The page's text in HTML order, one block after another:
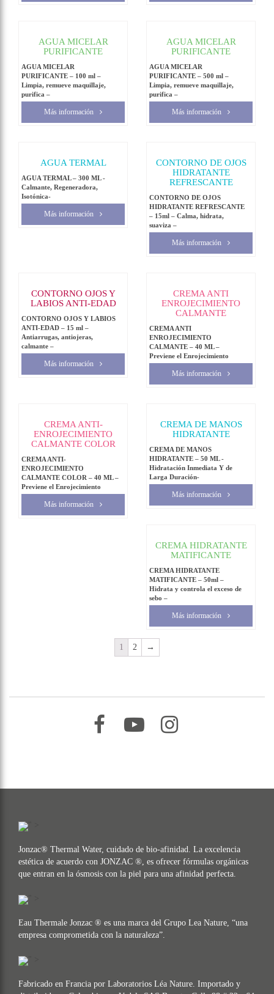
AGUA MICELAR
PURIFICANTE
AGUA MICELAR
PURIFICANTE – 100 ml –
Limpia, remueve maquillaje,
purifica –
Más información
AGUA MICELAR
PURIFICANTE
AGUA MICELAR
PURIFICANTE – 500 ml –
Limpia, remueve maquillaje,
purifica –
Más información
AGUA TERMAL
AGUA TERMAL – 300 ML -
Calmante, Regeneradora,
Isotónica-
Más información
CONTORNO DE OJOS
HIDRATANTE
REFRESCANTE
CONTORNO DE OJOS
HIDRATANTE REFRESCANTE
– 15ml – Calma, hidrata,
suaviza –
Más información
CONTORNO OJOS Y
LABIOS ANTI-EDAD
CONTORNO OJOS Y LABIOS
ANTI-EDAD – 15 ml –
Antiarrugas, antiojeras,
calmante –
Más información
CREMA ANTI
ENROJECIMIENTO
CALMANTE
CREMA ANTI
ENROJECIMIENTO
CALMANTE – 40 ML –
Previene el Enrojecimiento
Más información
CREMA ANTI-
ENROJECIMIENTO
CALMANTE COLOR
CREMA ANTI-
ENROJECIMIENTO
CALMANTE COLOR – 40 ML –
Previene el Enrojecimiento
Más información
CREMA DE MANOS
HIDRATANTE
CREMA DE MANOS
HIDRATANTE – 50 ML -
Hidratación Inmediata Y de
Larga Duración-
Más información
CREMA HIDRATANTE
MATIFICANTE
CREMA HIDRATANTE
MATIFICANTE – 50ml –
Hidrata y controla el exceso de
sebo –
Más información
1 2 →
– – –
Jonzac® Thermal Water, cuidado de bio-afinidad. La excelencia
estética de acuerdo con JONZAC ®, es ofrecer fórmulas orgánicas
que entran en la ósmosis con la piel para una afinidad perfecta.
Eau Thermale Jonzac ® es una marca del Grupo Lea Nature, “una
empresa comprometida con la naturaleza”.
Fabricado en Francia por Laboratorios Léa Nature. Importado y